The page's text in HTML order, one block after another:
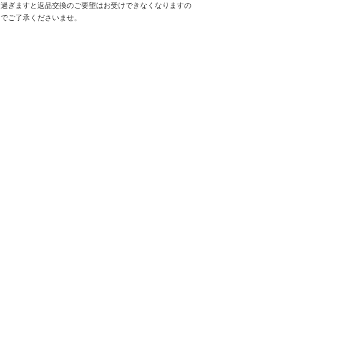
過ぎますと返品交換のご要望はお受けできなくなりますの
でご了承くださいませ。